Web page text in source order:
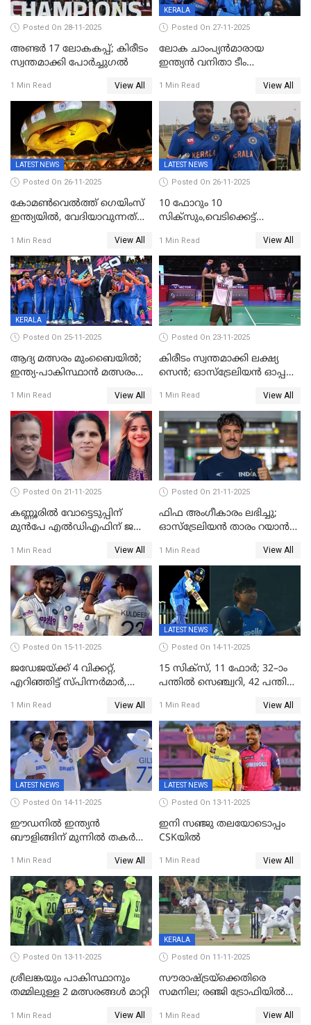
Posted On 28-11-2025
അണ്ടര്‍ 17 ലോകകപ്പ്; കിരീടം
സ്വന്തമാക്കി പോര്‍ച്ചുഗല്‍
1 Min Read View All
KERALA
Posted On 27-11-2025
ലോക ചാംപ്യൻമാരായ
ഇന്ത്യൻ വനിതാ ടീം
മത്സരങ്ങൾ ​ഗ്രീൻഫീൽഡിൽ
1 Min Read View All
LATEST NEWS
Posted On 26-11-2025
കോമൺവെൽത്ത് ഗെയിംസ്
ഇന്ത്യയിൽ, വേദിയാവുന്നത്
1 Min Read View All
LATEST NEWS
Posted On 26-11-2025
10 ഫോറും 10
സിക്‌സും,വെടിക്കെട്ട്
അര്‍ധ സെഞ്ചുറിയുമായി
സഞ്ജു; ഒഡിഷയെ 10
വിക്കറ്റിന് തകര്‍ത്ത് കേരളം
1 Min Read View All
KERALA
Posted On 25-11-2025
ആദ്യ മത്സരം മുംബൈയിൽ;
ഇന്ത്യ-പാകിസ്ഥാൻ മത്സരം
ലോകകപ്പിന്‍റെ മത്സരക്രമം
പ്രഖ്യാപിച്ചു
1 Min Read View All
Posted On 23-11-2025
കിരീടം സ്വന്തമാക്കി ലക്ഷ്യ
സെന്‍; ഓസ്ട്രേലിയന്‍ ഓപ്പണ്‍
1 Min Read View All
Posted On 21-11-2025
കണ്ണൂരിൽ വോട്ടെടുപ്പിന്
മുൻപേ എൽഡിഎഫിന് ജയം;
സ്ഥാനാർഥികളില്ല
1 Min Read View All
Posted On 21-11-2025
ഫിഫ അംഗീകാരം ലഭിച്ചു;
ഓസ്‌ട്രേലിയന്‍ താരം റയാന്‍
നീലക്കുപ്പായത്തില്‍ കളിക്കാം
1 Min Read View All
Posted On 15-11-2025
ജഡേജയ്ക്ക് 4 വിക്കറ്റ്,
എറിഞ്ഞിട്ട് സ്പിന്നർമാർ,
പ്രോട്ടീസ്
1 Min Read View All
LATEST NEWS
Posted On 14-11-2025
15 സിക്സ്, 11 ഫോർ; 32–ാം
പന്തിൽ സെഞ്ച്വറി, 42 പന്തിൽ
1 Min Read View All
LATEST NEWS
Posted On 14-11-2025
ഈഡനിൽ ഇന്ത്യൻ
ബൗളിങ്ങിന് മുന്നിൽ തകർന്ന്
പുറത്ത്; ബുമ്രയ്ക്ക് അഞ്ച്
വിക്കറ്റ്
1 Min Read View All
LATEST NEWS
Posted On 13-11-2025
ഇനി സഞ്ജു തലയോടൊപ്പം
CSKയിൽ
1 Min Read View All
Posted On 13-11-2025
ശ്രീലങ്കയും പാകിസ്ഥാനും
തമ്മിലുള്ള 2 മത്സരങ്ങള്‍ മാറ്റി
1 Min Read View All
KERALA
Posted On 11-11-2025
സൗരാഷ്ട്രയ്‌ക്കെതിരെ
സമനില; രഞ്ജി ട്രോഫിയിൽ
1 Min Read View All